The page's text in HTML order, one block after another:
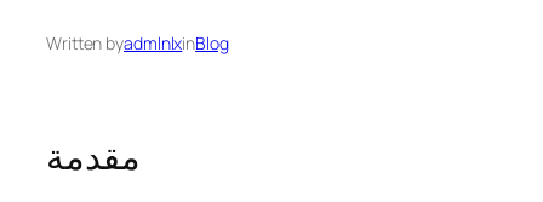
Written byadmlnlxinBlog
مقدمة